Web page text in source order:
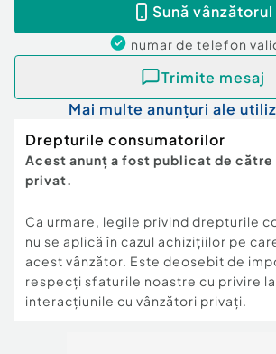
Sună vânzătorul
numar de telefon
Trimite mesaj
Mai multe anunțuri ale
Drepturile consumatorilor
Acest anunț a fost publicat de către
privat.
Ca urmare, legile privind drepturile
nu se aplică în cazul achizițiilor pe
acest vânzător. Este deosebit de
respecți sfaturile noastre cu privire
interacțiunile cu vânzători privați.